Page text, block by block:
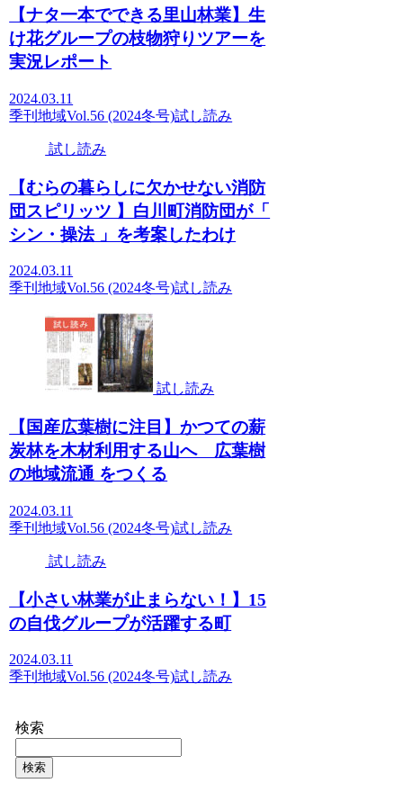
【ナタ一本でできる里山林業】生
け花グループの枝物狩りツアーを
実況レポート
2024.03.11
季刊地域Vol.56 (2024冬号)試し読み
試し読み
【むらの暮らしに欠かせない消防
団スピリッツ 】白川町消防団が「
シン・操法 」を考案したわけ
2024.03.11
季刊地域Vol.56 (2024冬号)試し読み
試し読み
【国産広葉樹に注目】かつての薪
炭林を木材利用する山へ 広葉樹
の地域流通 をつくる
2024.03.11
季刊地域Vol.56 (2024冬号)試し読み
試し読み
【小さい林業が止まらない！】15
の自伐グループが活躍する町
2024.03.11
季刊地域Vol.56 (2024冬号)試し読み
検索
検索